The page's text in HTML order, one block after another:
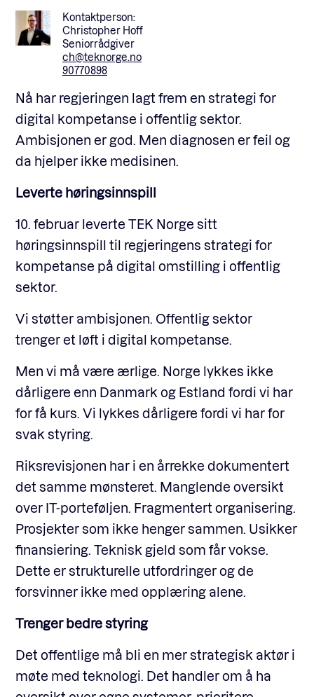
Kontaktperson:
Christopher Hoff
Seniorrådgiver
ch@teknorge.no
90770898
Nå har regjeringen lagt frem en strategi for
digital kompetanse i offentlig sektor.
Ambisjonen er god. Men diagnosen er feil og
da hjelper ikke medisinen.
Leverte høringsinnspill
10. februar leverte TEK Norge sitt
høringsinnspill til regjeringens strategi for
kompetanse på digital omstilling i offentlig
sektor.
Vi støtter ambisjonen. Offentlig sektor
trenger et løft i digital kompetanse.
Men vi må være ærlige. Norge lykkes ikke
dårligere enn Danmark og Estland fordi vi har
for få kurs. Vi lykkes dårligere fordi vi har for
svak styring.
Riksrevisjonen har i en årrekke dokumentert
det samme mønsteret. Manglende oversikt
over IT-porteføljen. Fragmentert organisering.
Prosjekter som ikke henger sammen. Usikker
finansiering. Teknisk gjeld som får vokse.
Dette er strukturelle utfordringer og de
forsvinner ikke med opplæring alene.
Trenger bedre styring
Det offentlige må bli en mer strategisk aktør i
møte med teknologi. Det handler om å ha